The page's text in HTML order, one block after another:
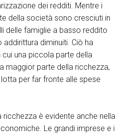
dei redditi. Mentre i
della società sono cresciuti in
delle famiglie a basso reddito
diminuiti. Ciò ha
una piccola parte della
maggior parte della ricchezza,
per far fronte alle spese
è evidente anche nella
Le grandi imprese e i